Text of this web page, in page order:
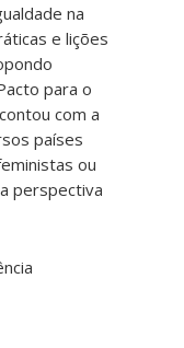
na
e lições
para o
com a
países
ou
perspectiva